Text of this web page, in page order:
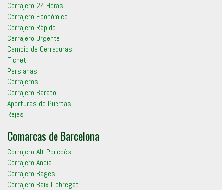
Cerrajero 24 Horas
Cerrajero Económico
Cerrajero Rápido
Cerrajero Urgente
Cambio de Cerraduras
Fichet
Persianas
Cerrajeros
Cerrajero Barato
Aperturas de Puertas
Rejas
Comarcas de Barcelona
Cerrajero Alt Penedès
Cerrajero Anoia
Cerrajero Bages
Cerrajero Baix Llobregat